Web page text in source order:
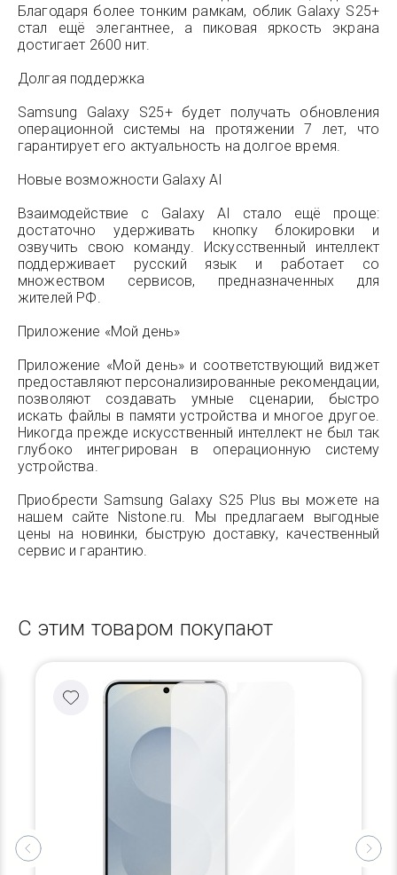
Благодаря более тонким рамкам, облик Galaxy S25+
стал ещё элегантнее, а пиковая яркость экрана
достигает 2600 нит.
Долгая поддержка
Samsung Galaxy S25+ будет получать обновления
операционной системы на протяжении 7 лет, что
гарантирует его актуальность на долгое время.
Новые возможности Galaxy AI
Взаимодействие с Galaxy AI стало ещё проще:
достаточно удерживать кнопку блокировки и
озвучить свою команду. Искусственный интеллект
поддерживает русский язык и работает со
множеством сервисов, предназначенных для
жителей РФ.
Приложение «Мой день»
Приложение «Мой день» и соответствующий виджет
предоставляют персонализированные рекомендации,
позволяют создавать умные сценарии, быстро
искать файлы в памяти устройства и многое другое.
Никогда прежде искусственный интеллект не был так
глубоко интегрирован в операционную систему
устройства.
Приобрести Samsung Galaxy S25 Plus вы можете на
нашем сайте Nistone.ru. Мы предлагаем выгодные
цены на новинки, быструю доставку, качественный
сервис и гарантию.
С этим товаром покупают